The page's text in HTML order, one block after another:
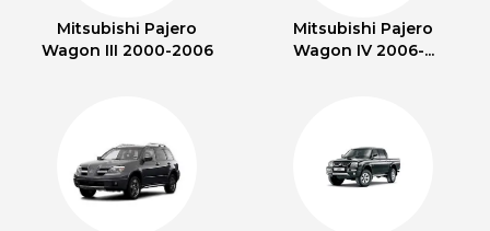
Mitsubishi Pajero
Wagon III 2000-2006
Mitsubishi Pajero
Wagon IV 2006-...